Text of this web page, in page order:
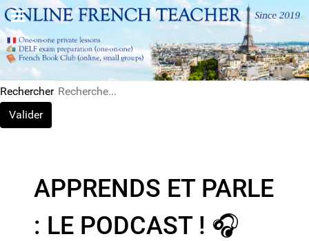
Rechercher
Valider
APPRENDS ET PARLE
: LE PODCAST ! 🎧